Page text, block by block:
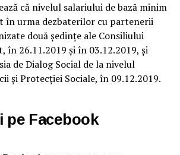
că nivelul salariului de bază minim
în urma dezbaterilor cu partenerii
două şedinţe ale Consiliului
26.11.2019 şi în 03.12.2019, şi
de Dialog Social de la nivelul
şi Protecţiei Sociale, în 09.12.2019.
pe Facebook